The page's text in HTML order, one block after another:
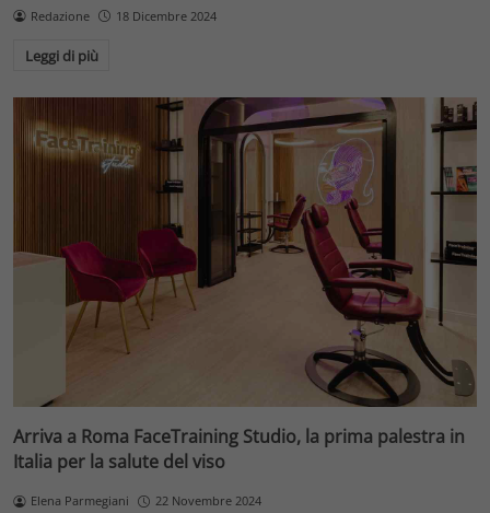
Redazione 18 Dicembre 2024
Leggi di più
Arriva a Roma FaceTraining Studio, la prima palestra in
Italia per la salute del viso
Elena Parmegiani 22 Novembre 2024